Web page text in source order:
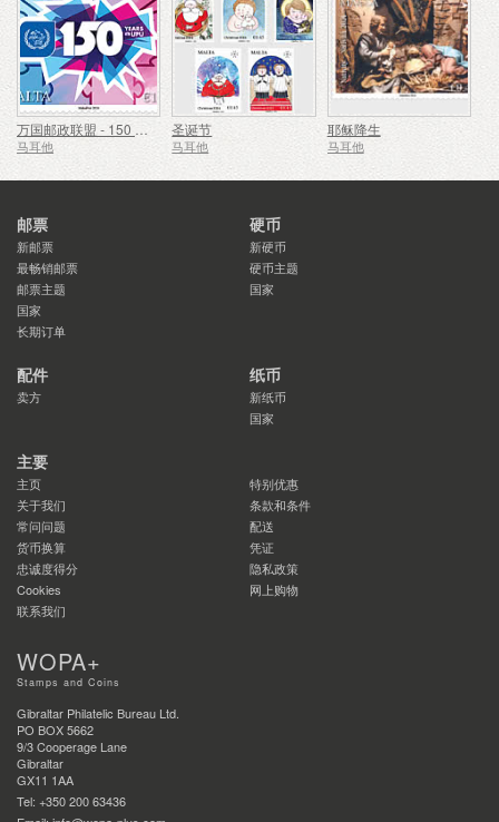
万国邮政联盟 - 150 周年
马耳他
圣诞节
马耳他
耶稣降生
马耳他
邮票
新邮票
最畅销邮票
邮票主题
国家
长期订单
硬币
新硬币
硬币主题
国家
配件
卖方
纸币
新纸币
国家
主要
主页
特别优惠
关于我们
条款和条件
常问问题
配送
货币换算
凭证
忠诚度得分
隐私政策
Cookies
网上购物
联系我们
WOPA+
Stamps and Coins
Gibraltar Philatelic Bureau Ltd.
PO BOX 5662
9/3 Cooperage Lane
Gibraltar
GX11 1AA
Tel: +350 200 63436